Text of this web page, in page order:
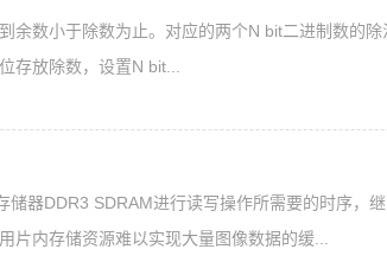
余数小于除数为止。对应的两个N bit二进制数的
存放除数，设置N bit...
储器DDR3 SDRAM进行读写操作所需要的时序，
片内存储资源难以实现大量图像数据的缓...